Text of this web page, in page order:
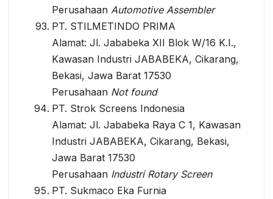
Perusahaan Automotive Assembler
PT. STILMETINDO PRIMA
Alamat: Jl. Jababeka XII Blok W/16 K.I.,
Kawasan Industri JABABEKA, Cikarang,
Bekasi, Jawa Barat 17530
Perusahaan Not found
PT. Strok Screens Indonesia
Alamat: Jl. Jababeka Raya C 1, Kawasan
Industri JABABEKA, Cikarang, Bekasi,
Jawa Barat 17530
Perusahaan Industri Rotary Screen
PT. Sukmaco Eka Furnia